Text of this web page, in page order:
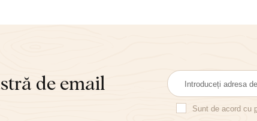
de email
Sunt de acord cu